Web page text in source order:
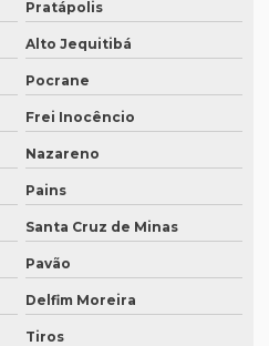
em francês
em italiano
Pratápolis
Alto Jequitibá
Pocrane
Frei Inocêncio
Nazareno
Pains
Santa Cruz de Minas
Pavão
Delfim Moreira
Tiros